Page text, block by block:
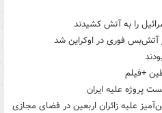
را به آتش کشیدند
آتش‌بس فوری در اوکراین شد
+فیلم
پروژه علیه ایران
علیه زائران اربعین در فضای مجازی